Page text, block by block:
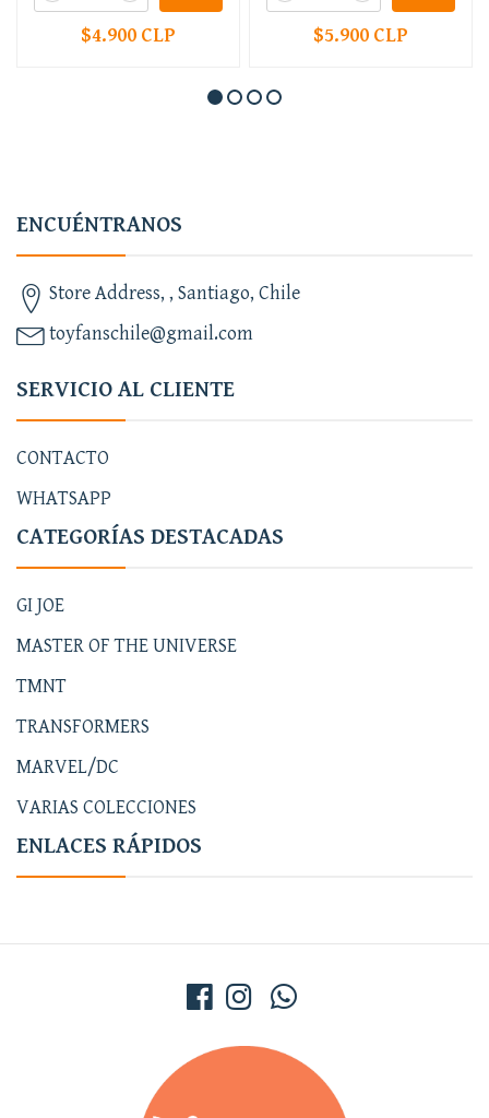
$4.900 CLP $5.900 CLP
ENCUÉNTRANOS
Store Address, , Santiago, Chile
toyfanschile@gmail.com
SERVICIO AL CLIENTE
CONTACTO
WHATSAPP
CATEGORÍAS DESTACADAS
GI JOE
MASTER OF THE UNIVERSE
TMNT
TRANSFORMERS
MARVEL/DC
VARIAS COLECCIONES
ENLACES RÁPIDOS